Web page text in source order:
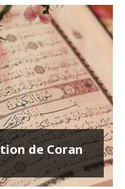
de Coran